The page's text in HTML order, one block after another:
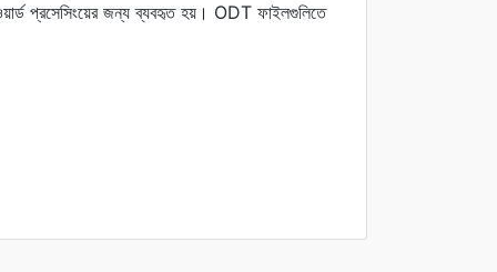
প্রসেসিংয়ের জন্য ব্যবহৃত হয়। ODT ফাইলগুলিতে